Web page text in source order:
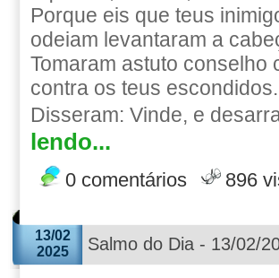
Porque eis que teus
odeiam levantaram a
Tomaram astuto conselho
contra os teus escondidos.
Disseram: Vinde, e
lendo...
0 comentários 896
13/02
2025
Salmo do Dia - 13/02/